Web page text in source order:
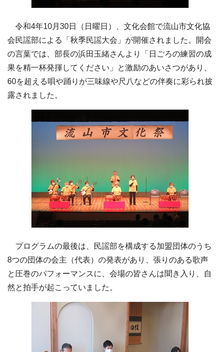
令和4年10月30日（日曜日）、文化会館で流山市文化協
会民謡部による「秋季民謡大会」が開催されました。開会
の言葉では、部長の浜田玉緒さんより「日ごろの練習の成
果を精一杯発揮してください」と激励のあいさつがあり、
60を超える唄や踊りが三味線や尺八などの伴奏に彩られ披
露されました。
プログラムの最後は、民謡部を構成する加盟団体のうち
8つの団体の会主（代表）の発表があり、張りのある歌声
と圧巻のパフォーマンスに、会場の皆さんは聞き入り、自
然と拍手が起こっていました。